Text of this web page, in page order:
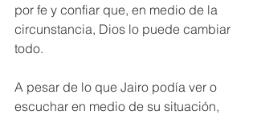
por fe y confiar que, en medio de la
circunstancia, Dios lo puede cambiar
todo.
A pesar de lo que Jairo podía ver o
escuchar en medio de su situación,